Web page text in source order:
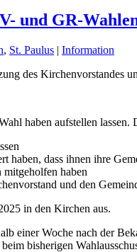
und GR-
, St. Paulus | Information
des Kirchenvorstandes
haben aufstellen
haben, dass ihnen ihre
haben
und den
in den Kirchen aus.
einer Woche nach der
bisherigen